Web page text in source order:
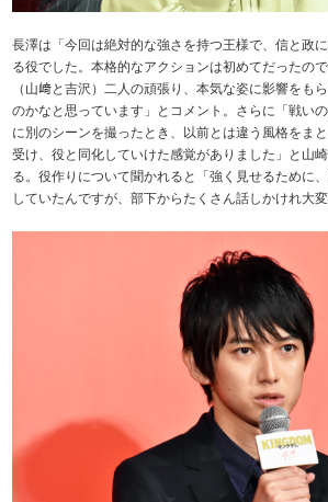
長澤は「今回は絶対的な強さを持つ王様で、信と政
る役でした。本格的なアクションは初めてだったの
（山﨑と吉沢）二人の頑張り、本気な姿に影響をも
のかなと思っています」とコメント。さらに「戦い
に別のシーンを撮ったとき、以前とは違う風格をま
受け、役と同化していけた感覚がありました」と山
る。役作りについて聞かれると「強く見せるために
していたんですが、部下からたくさん話しかけれ大変